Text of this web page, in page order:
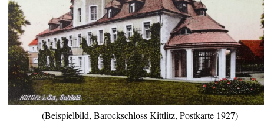
(Beispielbild, Barockschloss Kittlitz, Postkarte 1927)